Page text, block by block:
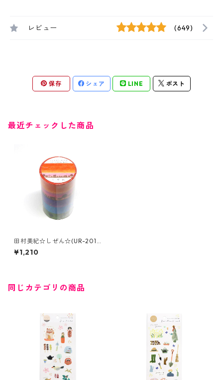
レビュー (649)
保存 シェア LINE ポスト
最近チェックした商品
田村美紀☆しぜん☆(UR-2011)
☆ちぎり絵5色セット☆SAIEN
¥1,210
同じカテゴリの商品